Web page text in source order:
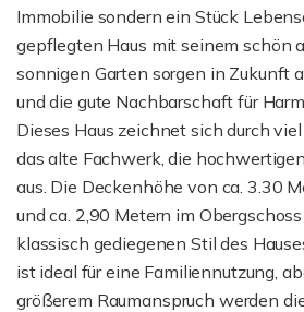
Immobilie sondern ein Stück
gepflegten Haus mit seinem schön
sonnigen Garten sorgen in Zukunft
und die gute Nachbarschaft für
Dieses Haus zeichnet sich durch
das alte Fachwerk, die
aus. Die Deckenhöhe von ca. 3.30
und ca. 2,90 Metern im
klassisch gediegenen Stil des
ist ideal für eine Familiennutzung,
größerem Raumanspruch werden